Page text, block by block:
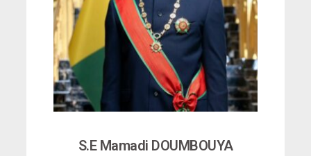
S.E Mamadi DOUMBOUYA